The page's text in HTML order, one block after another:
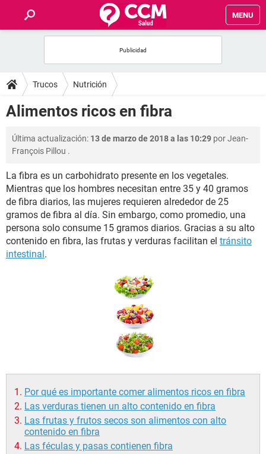
MENU
FOROS
SALUD
FAMILIA
BIENESTAR
SEXUALIDAD
GLOSARIO
Trucos Nutrición
Alimentos ricos en fibra
Última actualización: 13 de marzo de 2018 a las 10:29 porJean-
François Pillou .
La fibra es un carbohidrato presente en los vegetales.
Mientras que los hombres necesitan entre 35 y 40 gramos
de fibra diarios, las mujeres requieren alrededor de 25
gramos de fibra al día. Sin embargo, como promedio, una
persona solo consume 15 gramos diarios. Gracias a su alto
contenido en fibra, las frutas y verduras facilitan el tránsito
intestinal.
Por qué es importante comer alimentos ricos en fibra
Las verduras tienen un alto contenido en fibra
Las frutas y frutos secos son alimentos con alto
contenido en fibra
Las féculas y pasas contienen fibra